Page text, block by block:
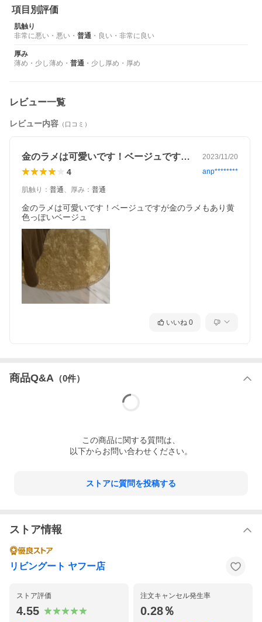
※ページ内には同シリーズの商品画像が含まれます。
おすすめポイント
ゴージャス感たっぷりのラグ
キラキラのラメがちりばめられたゴージャスなラグです。ゴール
ドのラメが入っていて、どの角度から見てもいつもキラキラとし
ています。
項目別評価
肌触り
非常に悪い ・ 悪い ・ 普通 ・ 良い ・ 非常に良い
厚み
薄め ・ 少し薄め ・ 普通 ・ 少し厚め ・ 厚め
レビュー一覧
レビュー内容 （口コミ）
金のラメは可愛いです！ベージュですが金… 2023/11/20
4 anp********
肌触り ： 普通、 厚み ： 普通
金のラメは可愛いです！ベージュですが金のラメもあり黄
色っぽいベージュ
いいね 0
商品Q&A （0件）
この商品に関する質問は、
以下からお問い合わせください。
ストアに質問を投稿する
ストア情報
リビングート ヤフー店
ストア評価
4.55
注文キャンセル発生率
0.28％